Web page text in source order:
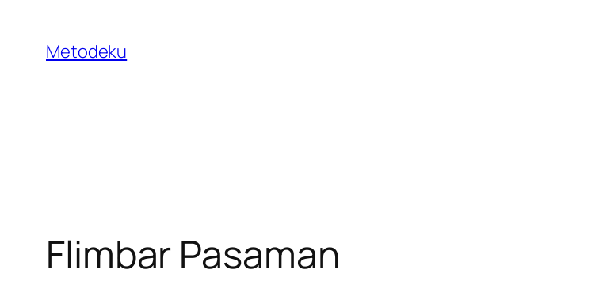
content
Metodeku
Flimbar Pasaman